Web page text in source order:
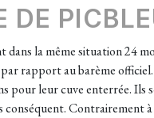
DE
dans la même situation 24
rapport au barème
pour leur cuve enterrée. Ils
conséquent. Contrairement